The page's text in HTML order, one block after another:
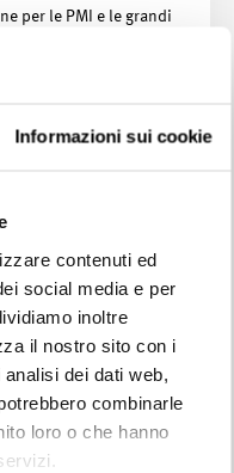
Informazioni sui cookie
contenuti ed
social media e per
inoltre
il nostro sito con i
dei dati web,
combinarle
loro o che hanno
per le PMI e le grandi